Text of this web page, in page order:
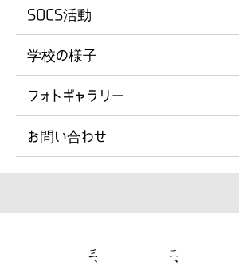
SOCS活動
学校の様子
フォトギャラリー
お問い合わせ